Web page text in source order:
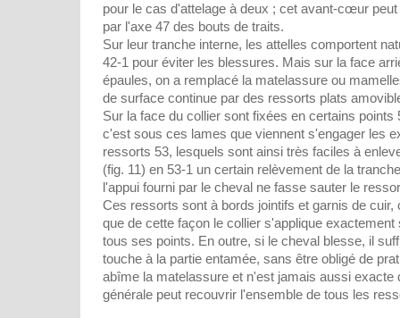
pour le cas d'attelage à deux ; cet avant-cœur
par l'axe 47 des bouts de traits.
Sur leur tranche interne, les attelles comportent
42-1 pour éviter les blessures. Mais sur la face
épaules, on a remplacé la matelassure ou
de surface continue par des ressorts plats
Sur la face du collier sont fixées en certains points
c'est sous ces lames que viennent s'engager les
ressorts 53, lesquels sont ainsi très faciles à
(fig. 11) en 53-1 un certain relèvement de la
l'appui fourni par le cheval ne fasse sauter le
Ces ressorts sont à bords jointifs et garnis de
que de cette façon le collier s'applique exactement
tous ses points. En outre, si le cheval blesse, il
touche à la partie entamée, sans être obligé de
abîme la matelassure et n'est jamais aussi exacte
générale peut recouvrir l'ensemble de tous les